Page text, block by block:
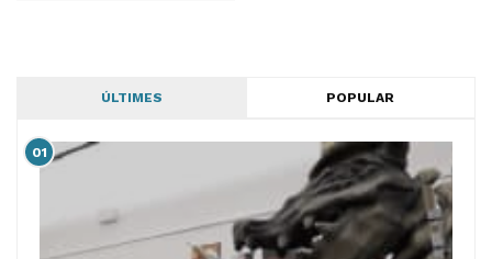
ÚLTIMES POPULAR
01